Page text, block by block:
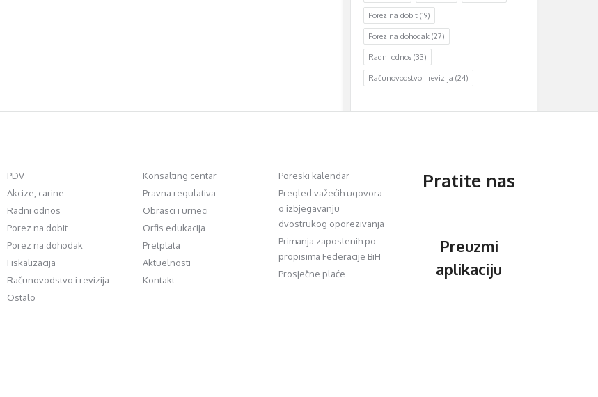
Porez na dobit (19)
Porez na dohodak (27)
Radni odnos (33)
Računovodstvo i revizija (24)
PDV
Akcize, carine
Radni odnos
Porez na dobit
Porez na dohodak
Fiskalizacija
Računovodstvo i revizija
Ostalo
Konsalting centar
Pravna regulativa
Obrasci i urneci
Orfis edukacija
Pretplata
Aktuelnosti
Kontakt
Poreski kalendar
Pregled važećih ugovora
o izbjegavanju
dvostrukog oporezivanja
Primanja zaposlenih po
propisima Federacije BiH
Prosječne plaće
Pratite nas
Preuzmi
aplikaciju